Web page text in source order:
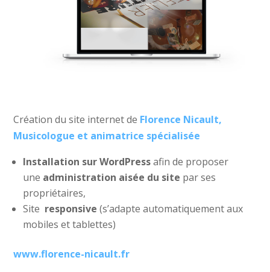
Création du site internet de Florence Nicault,
Musicologue et animatrice spécialisée
Installation sur WordPressafin de proposer
une administration aisée du site par ses
propriétaires,
Site responsive (s’adapte automatiquement aux
mobiles et tablettes)
www.florence-nicault.fr